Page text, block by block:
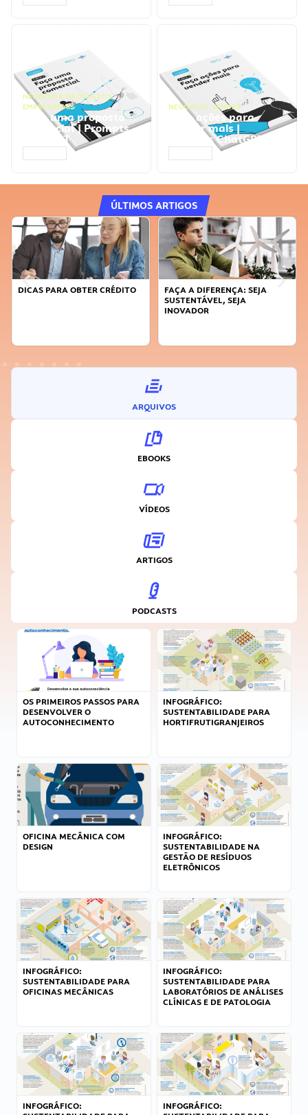
NEGÓCIOS, PROCESSOS
EMPRESARIAIS
Faça uma proposta
comercial | Prompts
ChatGPT
NEGÓCIOS, VENDAS
Faça ações para
vender mais |
Prompts ChatGPT
ÚLTIMOS ARTIGOS
DICAS PARA OBTER CRÉDITO
FAÇA A DIFERENÇA: SEJA
SUSTENTÁVEL, SEJA
INOVADOR
ARQUIVOS
EBOOKS
VÍDEOS
ARTIGOS
PODCASTS
OS PRIMEIROS PASSOS PARA
DESENVOLVER O
AUTOCONHECIMENTO
INFOGRÁFICO:
SUSTENTABILIDADE PARA
HORTIFRUTIGRANJEIROS
OFICINA MECÂNICA COM
DESIGN
INFOGRÁFICO:
SUSTENTABILIDADE NA
GESTÃO DE RESÍDUOS
ELETRÔNICOS
INFOGRÁFICO:
SUSTENTABILIDADE PARA
OFICINAS MECÂNICAS
INFOGRÁFICO:
SUSTENTABILIDADE PARA
LABORATÓRIOS DE ANÁLISES
CLÍNICAS E DE PATOLOGIA
INFOGRÁFICO:
INFOGRÁFICO: